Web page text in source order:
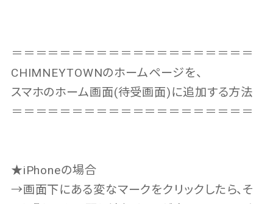
＝＝＝＝＝＝＝＝＝＝＝＝＝＝＝＝＝＝＝＝
CHIMNEYTOWNのホームページを、
スマホのホーム画面(待受画面)に追加する方法
＝＝＝＝＝＝＝＝＝＝＝＝＝＝＝＝＝＝＝＝
★iPhoneの場合
→画面下にある変なマークをクリックしたら、そ